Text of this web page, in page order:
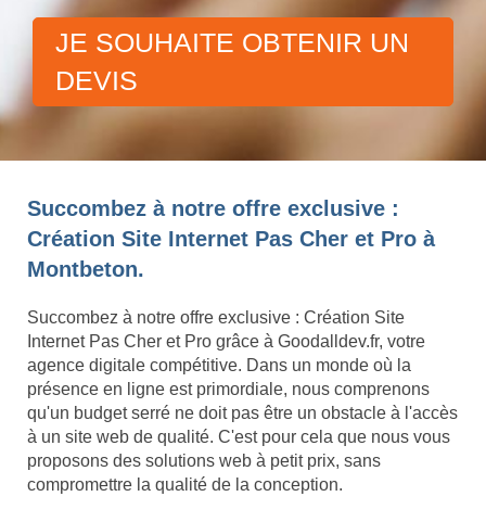
JE SOUHAITE OBTENIR UN
DEVIS
Succombez à notre offre exclusive :
Création Site Internet Pas Cher et Pro à
Montbeton.
Succombez à notre offre exclusive : Création Site
Internet Pas Cher et Pro grâce à Goodalldev.fr, votre
agence digitale compétitive. Dans un monde où la
présence en ligne est primordiale, nous comprenons
qu'un budget serré ne doit pas être un obstacle à l'accès
à un site web de qualité. C'est pour cela que nous vous
proposons des solutions web à petit prix, sans
compromettre la qualité de la conception.